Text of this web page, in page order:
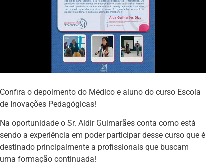
Confira o depoimento do Médico e aluno do curso Escola
de Inovações Pedagógicas!
Na oportunidade o Sr. Aldir Guimarães conta como está
sendo a experiência em poder participar desse curso que é
destinado principalmente a profissionais que buscam
uma formação continuada!